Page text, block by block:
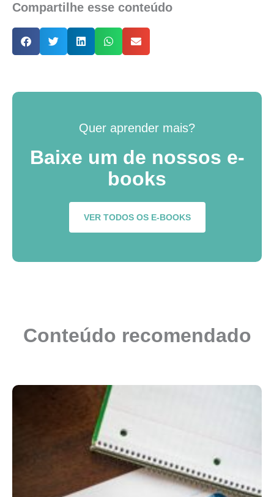
Compartilhe esse conteúdo
Quer aprender mais?
Baixe um de nossos e-
books
VER TODOS OS E-BOOKS
Conteúdo recomendado